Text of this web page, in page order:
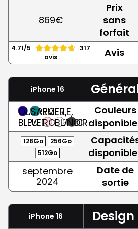
869€
Prix
sans
forfait
4.71/5
317
avis
Avis
iPhone 16
OUTREMER,
BLEU
SARCELLE,
VERTROSEBLANC
NOIR
Couleurs
128Go
256Go
512Go
septembre
2024
Date de
sortie
iPhone 16 Design